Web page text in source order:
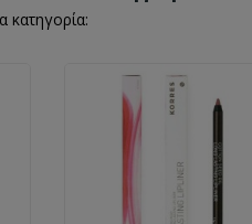
κατηγορία: